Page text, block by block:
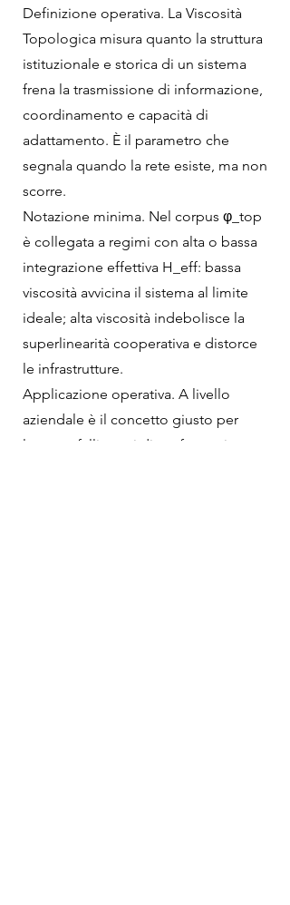
Definizione operativa. La Viscosità
Topologica misura quanto la struttura
istituzionale e storica di un sistema
frena la trasmissione di informazione,
coordinamento e capacità di
adattamento. È il parametro che
segnala quando la rete esiste, ma non
scorre.
Notazione minima. Nel corpus φ_top
è collegata a regimi con alta o bassa
integrazione effettiva H_eff: bassa
viscosità avvicina il sistema al limite
ideale; alta viscosità indebolisce la
superlinearità cooperativa e distorce
le infrastrutture.
Applicazione operativa. A livello
aziendale è il concetto giusto per
leggere fallimenti di trasformazione